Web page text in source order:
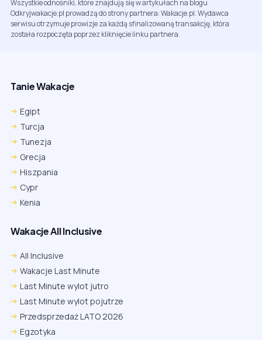
Wszystkie odnośniki, które znajdują się w artykułach na blogu
Odkryjwakacje.pl prowadzą do strony partnera: Wakacje.pl. Wydawca
serwisu otrzymuje prowizje za każdą sfinalizowaną transakcję, która
została rozpoczęta poprzez kliknięcie linku partnera.
Tanie Wakacje
Egipt
Turcja
Tunezja
Grecja
Hiszpania
Cypr
Kenia
Wakacje All Inclusive
All Inclusive
Wakacje Last Minute
Last Minute wylot jutro
Last Minute wylot pojutrze
Przedsprzedaż LATO 2026
Egzotyka